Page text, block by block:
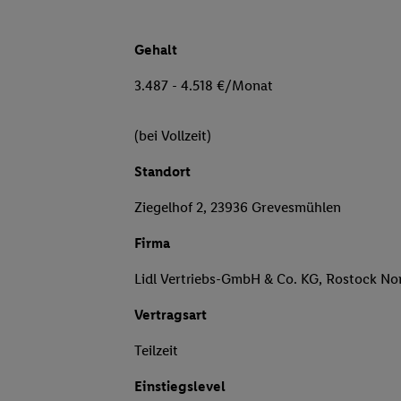
Gehalt
3.487 - 4.518 €/Monat
(bei Vollzeit)
Standort
Ziegelhof 2, 23936 Grevesmühlen
Firma
Lidl Vertriebs-GmbH & Co. KG, Rostock
Vertragsart
Teilzeit
Einstiegslevel